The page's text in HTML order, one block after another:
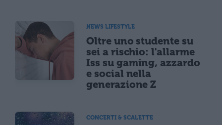
NEWS LIFESTYLE
Oltre uno studente su
sei a rischio: l'allarme
Iss su gaming, azzardo
e social nella
generazione Z
CONCERTI & SCALETTE